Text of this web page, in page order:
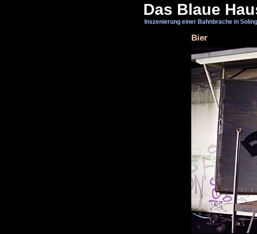
Das Blaue
Inszenierung einer Bahnbrache in
Bier